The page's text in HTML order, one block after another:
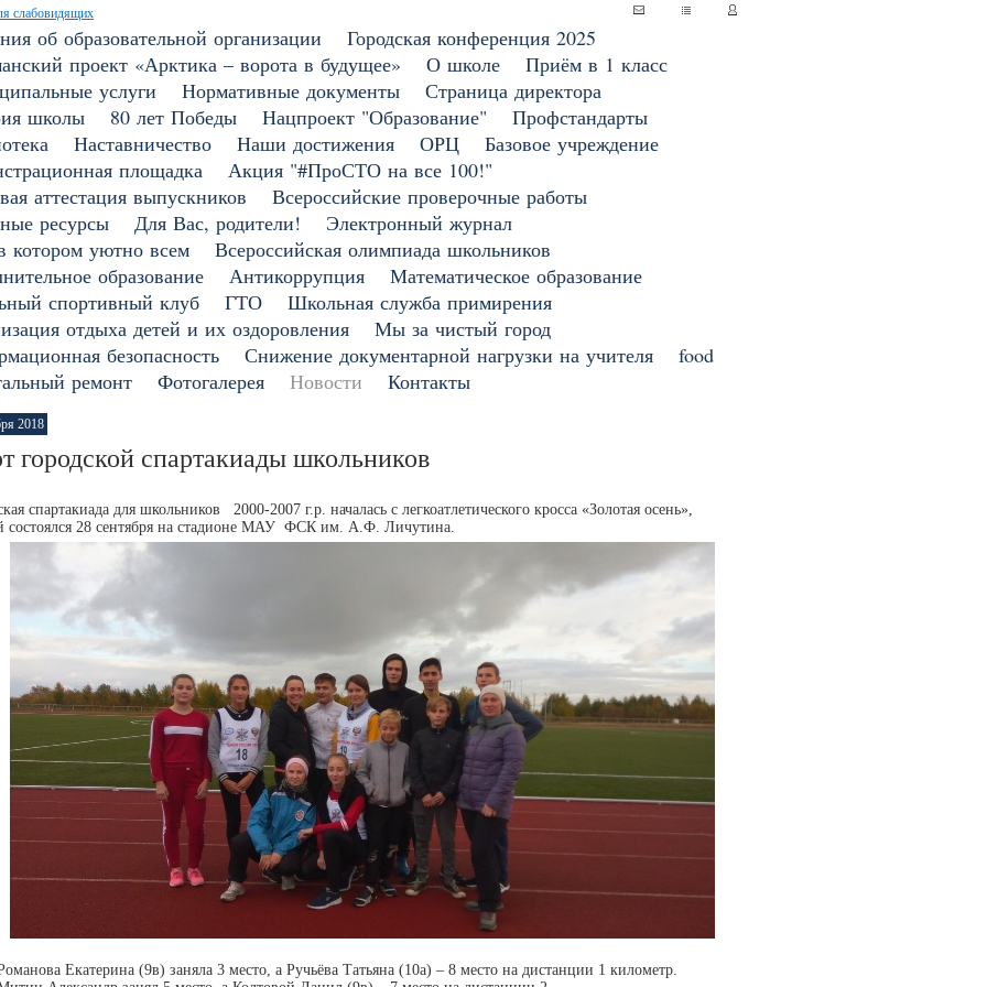
слабовидящих
об образовательной организации
Городская конференция 2025
проект «Арктика – ворота в будущее»
О школе
Приём в 1 класс
услуги
Нормативные документы
Страница директора
школы
80 лет Победы Нацпроект "Образование"
Профстандарты
Наставничество Наши достижения ОРЦ
Базовое учреждение
площадка
Акция "#ПроСТО на все 100!"
аттестация выпускников
Всероссийские проверочные работы
ресурсы
Для Вас, родители!
Электронный журнал
котором уютно всем
Всероссийская олимпиада школьников
образование
Антикоррупция
Математическое образование
спортивный клуб
ГТО
Школьная служба примирения
отдыха детей и их оздоровления
Мы за чистый город
безопасность
Снижение документарной нагрузки на учителя
food
ремонт
Фотогалерея Новости Контакты
2018
городской спартакиады школьников
спартакиада для школьников 2000-2007 г.р. началась с легкоатлетического кросса «Золотая осень»,
состоялся 28 сентября на стадионе МАУ ФСК им. А.Ф. Личутина.
Екатерина (9в) заняла 3 место, а Ручьёва Татьяна (10а) – 8 место на дистанции 1 километр.